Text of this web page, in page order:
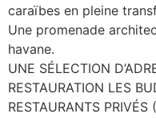
caraïbes en pleine
Une promenade
havane.
UNE SÉLECTION
RESTAURATION LES
RESTAURANTS